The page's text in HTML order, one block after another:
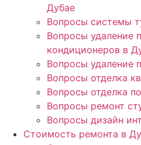
Дубае
Вопросы системы
Вопросы удаление
кондиционеров в
Вопросы удаление
Вопросы отделка
Вопросы отделка
Вопросы ремонт
Вопросы дизайн
Стоимость ремонта в